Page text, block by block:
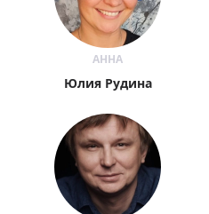
АННА
Юлия Рудина